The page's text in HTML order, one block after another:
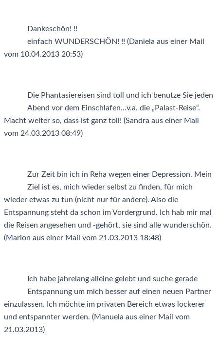
Dankeschön! !!
einfach WUNDERSCHÖN! !! (Daniela aus einer Mail
vom 10.04.2013 20:53)
Die Phantasiereisen sind toll und ich benutze Sie jeden
Abend vor dem Einschlafen…v.a. die „Palast-Reise“.
Macht weiter so, dass ist ganz toll! (Sandra aus einer Mail
vom 24.03.2013 08:49)
Zur Zeit bin ich in Reha wegen einer Depression. Mein
Ziel ist es, mich wieder selbst zu finden, für mich
wieder etwas zu tun (nicht nur für andere). Also die
Entspannung steht da schon im Vordergrund. Ich hab mir mal
die Reisen angesehen und -gehört, sie sind alle wunderschön.
(Marion aus einer Mail vom 21.03.2013 18:48)
Ich habe jahrelang alleine gelebt und suche gerade
Entspannung um mich besser auf einen neuen Partner
einzulassen. Ich möchte im privaten Bereich etwas lockerer
und entspannter werden. (Manuela aus einer Mail vom
21.03.2013)